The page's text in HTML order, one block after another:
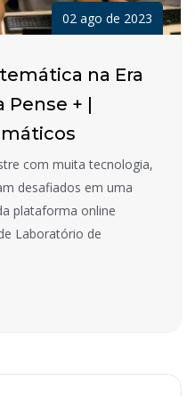
02 ago de 2023
na Era
+ |
com muita tecnologia,
desafiados em uma
plataforma online
Laboratório de